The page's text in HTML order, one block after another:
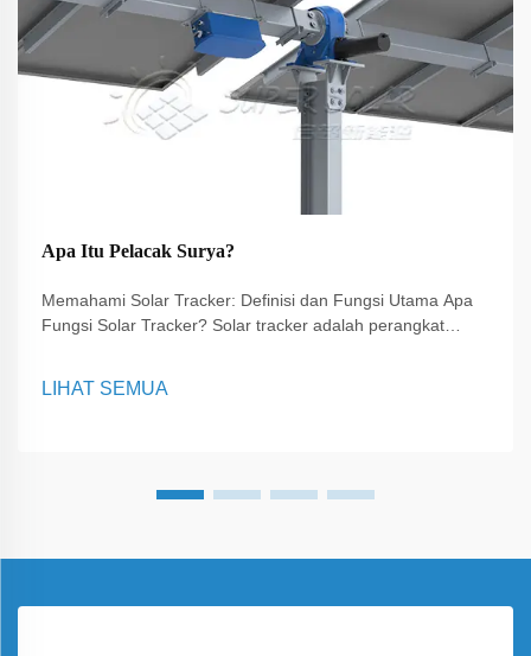
Apa Itu Pelacak Surya?
Memahami Solar Tracker: Definisi dan Fungsi Utama Apa
Fungsi Solar Tracker? Solar tracker adalah perangkat
sepanjang hari. Perangkat ini memungkinkan panel surya...
LIHAT SEMUA